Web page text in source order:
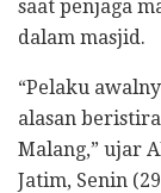
saat penjaga
dalam masjid.
“Pelaku
alasan
Malang,” ujar
Jatim, Senin